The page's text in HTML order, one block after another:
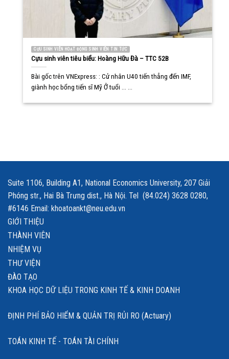
CỰU SINH VIÊN HOẠT ĐỘNG SINH VIÊN TIN TỨC
Cựu sinh viên tiêu biểu: Hoàng Hữu Đà – TTC 52B
Bài gốc trên VNExpress: : Cử nhân U40 tiến thẳng đến IMF,
giành học bổng tiến sĩ Mỹ Ở tuổi ... ...
Suite 1106, Building A1, National Economics University, 207 Giải
Phóng str., Hai Bà Trưng dist., Hà Nội. Tel (84.024) 3628 0280,
#6146 Email: khoatoankt@neu.edu.vn
GIỚI THIỆU
THÀNH VIÊN
NHIỆM VỤ
THƯ VIỆN
ĐÀO TẠO
KHOA HỌC DỮ LIỆU TRONG KINH TẾ & KINH DOANH
ĐỊNH PHÍ BẢO HIỂM & QUẢN TRỊ RỦI RO (Actuary)
TOÁN KINH TẾ - TOÁN TÀI CHÍNH